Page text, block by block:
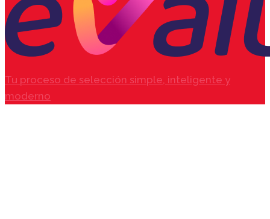
Tu proceso de selección simple, inteligente y
moderno